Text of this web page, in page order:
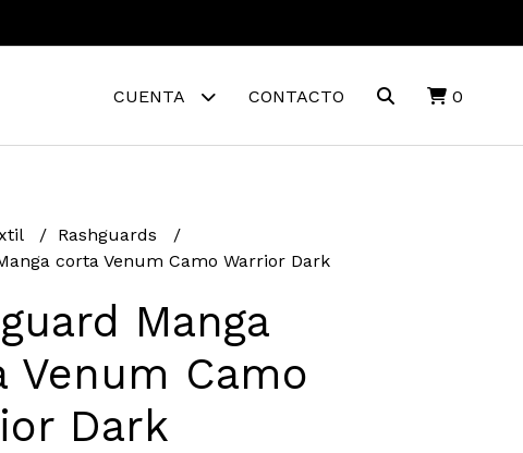
CUENTA CONTACTO 0
Rashguards
corta Venum Camo Warrior Dark
Manga
Venum Camo
Dark